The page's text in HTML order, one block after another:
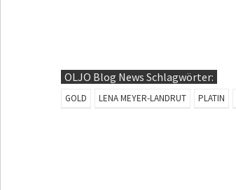
OLJO Blog News Schlagwörter:
GOLD LENA MEYER-LANDRUT PLATIN